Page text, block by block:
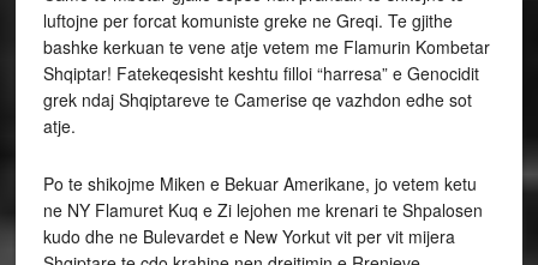
luftojne per forcat komuniste greke ne Greqi. Te gjithe
bashke kerkuan te vene atje vetem me Flamurin Kombetar
Shqiptar! Fatekeqesisht keshtu filloi “harresa” e Genocidit
grek ndaj Shqiptareve te Camerise qe vazhdon edhe sot
atje.
Po te shikojme Miken e Bekuar Amerikane, jo vetem ketu
ne NY Flamuret Kuq e Zi lejohen me krenari te Shpalosen
kudo dhe ne Bulevardet e New Yorkut vit per vit mijera